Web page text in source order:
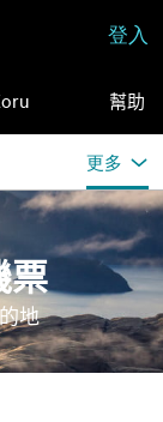
登入
幫助
更多
票
地